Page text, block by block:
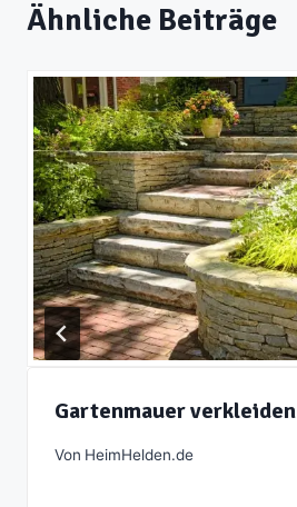
Ähnliche Beiträge
Gartenmauer verkleiden
Von HeimHelden.de